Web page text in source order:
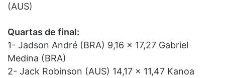
(AUS)
Quartas de final:
1- Jadson André (BRA) 9,16 x 17,27 Gabriel
Medina (BRA)
2- Jack Robinson (AUS) 14,17 x 11,47 Kanoa